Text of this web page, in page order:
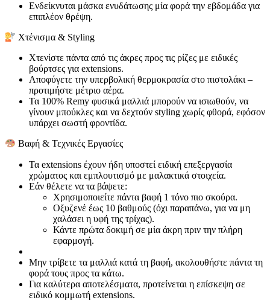
Ενδείκνυται μάσκα ενυδάτωσης μία φορά την εβδομάδα για
επιπλέον θρέψη.
Χτένισμα & Styling
Χτενίστε πάντα από τις άκρες προς τις ρίζες με ειδικές
βούρτσες για extensions.
Αποφύγετε την υπερβολική θερμοκρασία στο πιστολάκι –
προτιμήστε μέτριο αέρα.
Τα 100% Remy φυσικά μαλλιά μπορούν να ισιωθούν, να
γίνουν μπούκλες και να δεχτούν styling χωρίς φθορά, εφόσον
υπάρχει σωστή φροντίδα.
Βαφή & Τεχνικές Εργασίες
Τα extensions έχουν ήδη υποστεί ειδική επεξεργασία
χρώματος και εμπλουτισμό με μαλακτικά στοιχεία.
Εάν θέλετε να τα βάψετε:
Χρησιμοποιείτε πάντα βαφή 1 τόνο πιο σκούρα.
Οξυζενέ έως 10 βαθμούς (όχι παραπάνω, για να μη
χαλάσει η υφή της τρίχας).
Κάντε πρώτα δοκιμή σε μία άκρη πριν την πλήρη
εφαρμογή.
Μην τρίβετε τα μαλλιά κατά τη βαφή, ακολουθήστε πάντα τη
φορά τους προς τα κάτω.
Για καλύτερα αποτελέσματα, προτείνεται η επίσκεψη σε
ειδικό κομμωτή extensions.